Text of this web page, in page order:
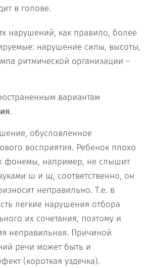
в голове.
нарушений, как правило, более
нарушение силы, высоты,
ритмической организации –
вариантам
.
обусловленное
восприятия. Ребенок плохо
фонемы, например, не слышит
ш и щ, соответственно, он
неправильно. Т.е. в
легкие нарушения отбора
их сочетания, поэтому и
неправильная. Причиной
речи может быть и
(короткая уздечка).